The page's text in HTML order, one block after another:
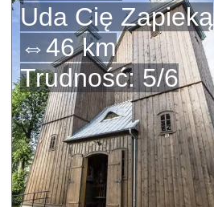
Uda Cię Zapieką
⇔46 km
Trudność: 5/6